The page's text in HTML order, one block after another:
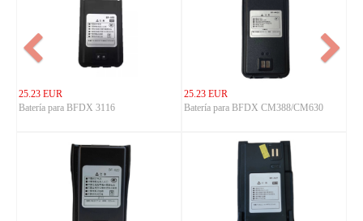
25.23 EUR
Batería para BFDX 3116
25.23 EUR
Batería para BFDX CM388/CM630